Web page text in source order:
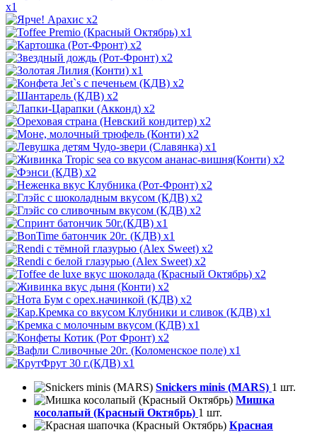
x1
x2
x1
x2
x2
x1
x2
x2
x2
x2
x2
x1
x2
x2
x2
x2
x2
x1
x1
x2
x2
x2
x2
x2
x1
x1
x2
x1
x1
Snickers minis (MARS) 1 шт.
Мишка
косолапый (Красный Октябрь) 1 шт.
Красная